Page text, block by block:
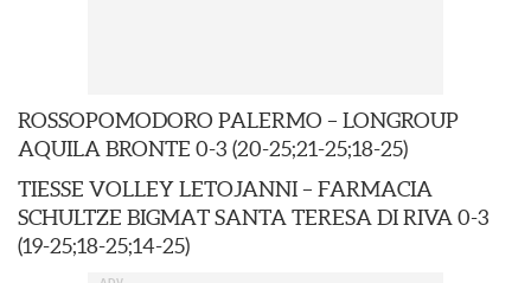
ROSSOPOMODORO PALERMO – LONGROUP
AQUILA BRONTE 0-3 (20-25;21-25;18-25)
TIESSE VOLLEY LETOJANNI – FARMACIA
SCHULTZE BIGMAT SANTA TERESA DI RIVA 0-3
(19-25;18-25;14-25)